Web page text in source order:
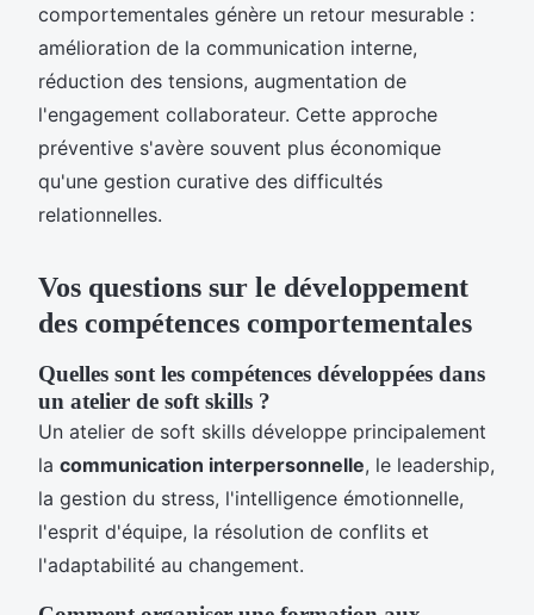
comportementales génère un retour mesurable :
amélioration de la communication interne,
réduction des tensions, augmentation de
l'engagement collaborateur. Cette approche
préventive s'avère souvent plus économique
qu'une gestion curative des difficultés
relationnelles.
Vos questions sur le développement
des compétences comportementales
Quelles sont les compétences développées dans
un atelier de soft skills ?
Un atelier de soft skills développe principalement
la communication interpersonnelle, le leadership,
la gestion du stress, l'intelligence émotionnelle,
l'esprit d'équipe, la résolution de conflits et
l'adaptabilité au changement.